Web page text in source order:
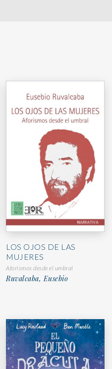
LOS OJOS DE LAS
MUJERES
Aforismos desde el umbral
Ruvalcaba, Eusebio